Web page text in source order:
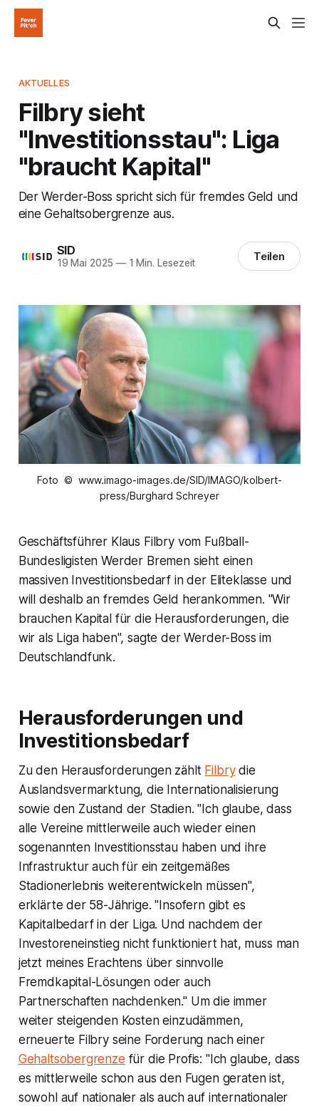
AKTUELLES
Filbry sieht
"Investitionsstau": Liga
"braucht Kapital"
Der Werder-Boss spricht sich für fremdes Geld und
eine Gehaltsobergrenze aus.
SID
19 Mai 2025 —1 Min. Lesezeit Teilen
Foto © www.imago-images.de/SID/IMAGO/kolbert-
press/Burghard Schreyer
Geschäftsführer Klaus Filbry vom Fußball-
Bundesligisten Werder Bremen sieht einen
massiven Investitionsbedarf in der Eliteklasse und
will deshalb an fremdes Geld herankommen. "Wir
brauchen Kapital für die Herausforderungen, die
wir als Liga haben", sagte der Werder-Boss im
Deutschlandfunk.
Herausforderungen und
Investitionsbedarf
Zu den Herausforderungen zählt Filbrydie
Auslandsvermarktung, die Internationalisierung
sowie den Zustand der Stadien. "Ich glaube, dass
alle Vereine mittlerweile auch wieder einen
sogenannten Investitionsstau haben und ihre
Infrastruktur auch für ein zeitgemäßes
Stadionerlebnis weiterentwickeln müssen",
erklärte der 58-Jährige. "Insofern gibt es
Kapitalbedarf in der Liga. Und nachdem der
Investoreneinstieg nicht funktioniert hat, muss man
jetzt meines Erachtens über sinnvolle
Fremdkapital-Lösungen oder auch
Partnerschaften nachdenken." Um die immer
weiter steigenden Kosten einzudämmen,
erneuerte Filbry seine Forderung nach einer
Gehaltsobergrenze für die Profis: "Ich glaube, dass
es mittlerweile schon aus den Fugen geraten ist,
sowohl auf nationaler als auch auf internationaler